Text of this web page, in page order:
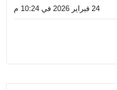
24 فبراير 2026 في 10:24 م